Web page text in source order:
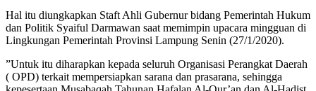
Hal itu diungkapkan Staft Ahli Gubernur bidang Pemerintah Hukum
dan Politik Syaiful Darmawan saat memimpin upacara mingguan di
Lingkungan Pemerintah Provinsi Lampung Senin (27/1/2020).
”Untuk itu diharapkan kepada seluruh Organisasi Perangkat Daerah
( OPD) terkait mempersiapkan sarana dan prasarana, sehingga